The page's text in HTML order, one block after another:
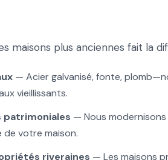
maisons plus anciennes fait la
— Acier galvanisé, fonte,
vieillissants.
patrimoniales — Nous
votre maison.
riveraines — Les maisons